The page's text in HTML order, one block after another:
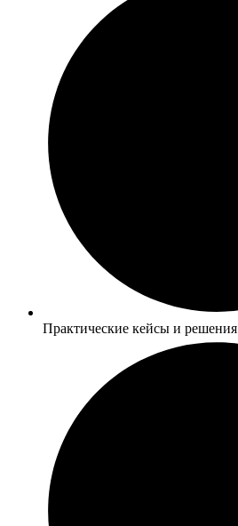
Практические кейсы и решения